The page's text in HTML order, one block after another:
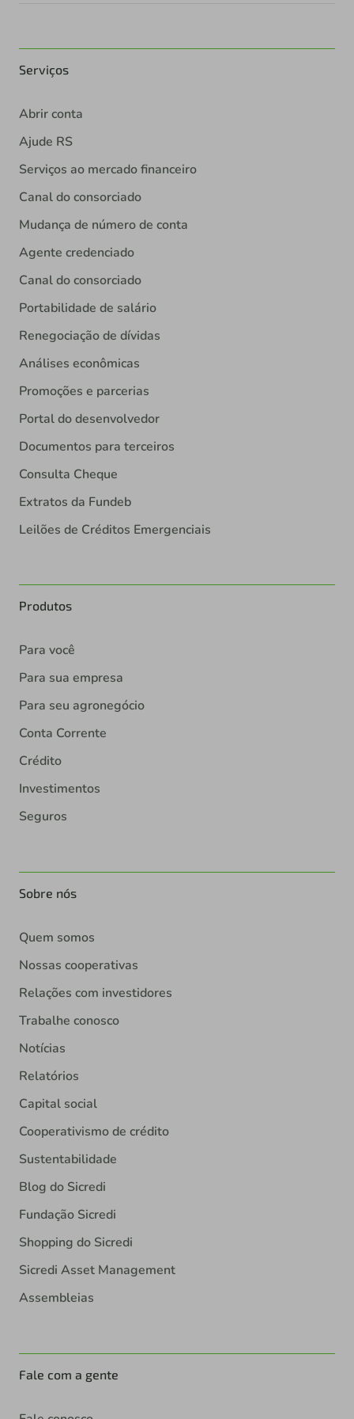
Serviços
Abrir conta
Ajude RS
Serviços ao mercado financeiro
Canal do consorciado
Mudança de número de conta
Agente credenciado
Canal do consorciado
Portabilidade de salário
Renegociação de dívidas
Análises econômicas
Promoções e parcerias
Portal do desenvolvedor
Documentos para terceiros
Consulta Cheque
Extratos da Fundeb
Leilões de Créditos Emergenciais
Produtos
Para você
Para sua empresa
Para seu agronegócio
Conta Corrente
Crédito
Investimentos
Seguros
Sobre nós
Quem somos
Nossas cooperativas
Relações com investidores
Trabalhe conosco
Notícias
Relatórios
Capital social
Cooperativismo de crédito
Sustentabilidade
Blog do Sicredi
Fundação Sicredi
Shopping do Sicredi
Sicredi Asset Management
Assembleias
Fale com a gente